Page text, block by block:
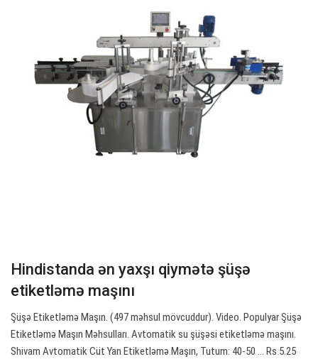
Hindistanda ən yaxşı qiymətə şüşə
etiketləmə maşını
Şüşə Etiketləmə Maşın. (497 məhsul mövcuddur). Video. Populyar Şüşə
Etiketləmə Maşın Məhsulları. Avtomatik su şüşəsi etiketləmə maşını.
Shivam Avtomatik Cüt Yan Etiketləmə Maşın, Tutum: 40-50 ... Rs 5.25